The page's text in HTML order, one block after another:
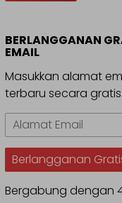
BERLANGGANAN
EMAIL
Masukkan alamat
terbaru secara gratis.
Alamat
Email
Berlangganan
Bergabung dengan